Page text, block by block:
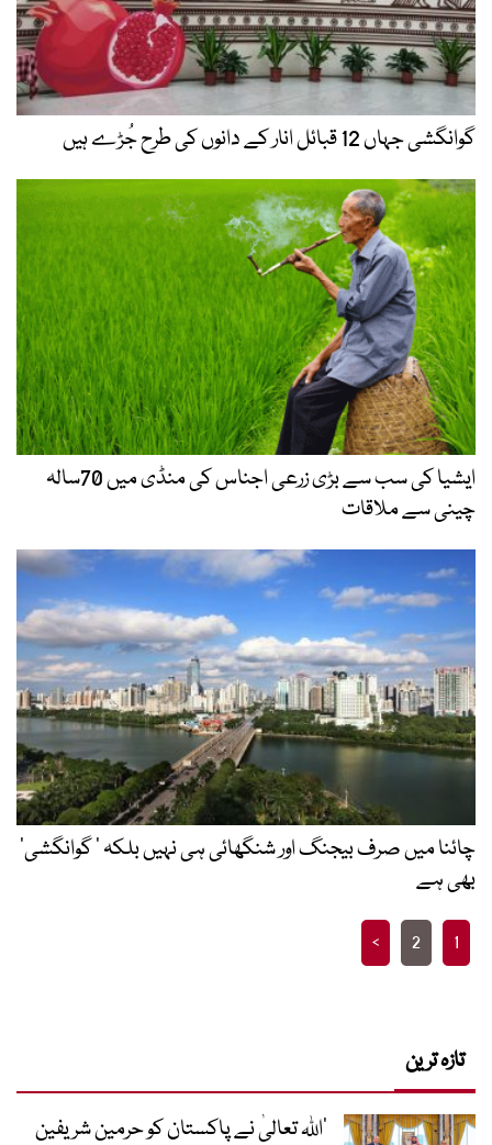
گوانگشی جہاں 12 قبائل انار کے دانوں کی طرح جُڑے ہیں
ایشیا کی سب سے بڑی زرعی اجناس کی منڈی میں 70سالہ
چینی سے ملاقات
چائنا میں صرف بیجنگ اور شنگھائی ہی نہیں بلکہ ’ گوانگشی‘
بھی ہے
Posts
pagination
1
2
>
تازہ ترین
’اللہ تعالیٰ نے پاکستان کو حرمین شریفین